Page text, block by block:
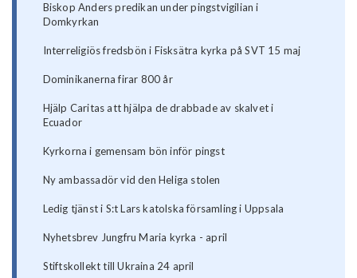
Biskop Anders predikan under pingstvigilian i
Domkyrkan
Interreligiös fredsbön i Fisksätra kyrka på SVT 15 maj
Dominikanerna firar 800 år
Hjälp Caritas att hjälpa de drabbade av skalvet i
Ecuador
Kyrkorna i gemensam bön inför pingst
Ny ambassadör vid den Heliga stolen
Ledig tjänst i S:t Lars katolska församling i Uppsala
Nyhetsbrev Jungfru Maria kyrka - april
Stiftskollekt till Ukraina 24 april